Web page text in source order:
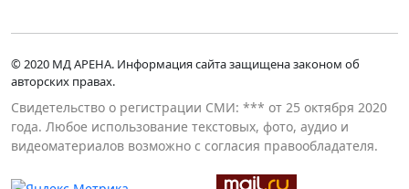
© 2020 МД АРЕНА. Информация сайта защищена законом об
авторских правах.
Свидетельство о регистрации СМИ: *** от 25 октября 2020
года. Любое использование текстовых, фото, аудио и
видеоматериалов возможно с согласия правообладателя.